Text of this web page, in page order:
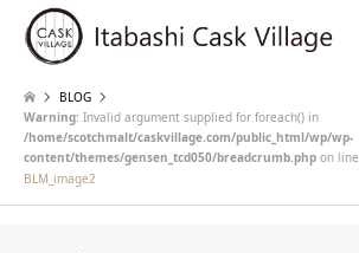
BLOG
Warning: Invalid argument supplied for foreach() in
/home/scotchmalt/caskvillage.com/public_html/wp/wp-
content/themes/gensen_tcd050/breadcrumb.php on line
BLM_image2